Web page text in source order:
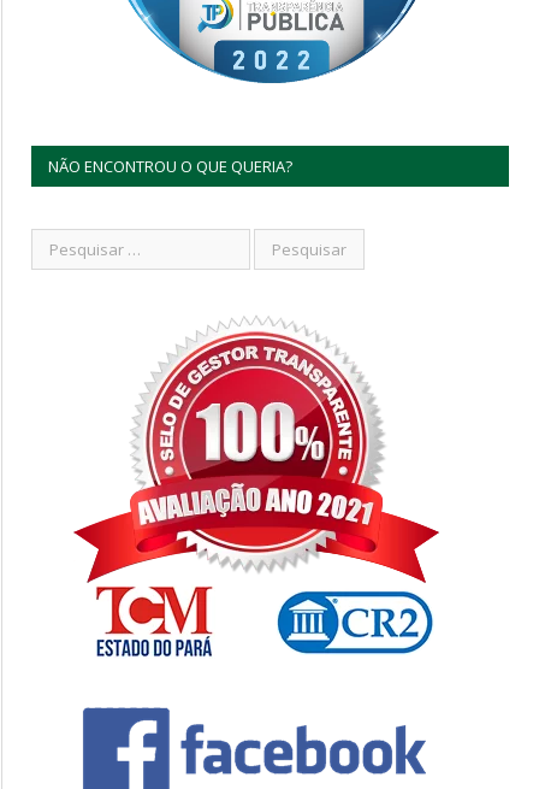
NÃO ENCONTROU O QUE QUERIA?